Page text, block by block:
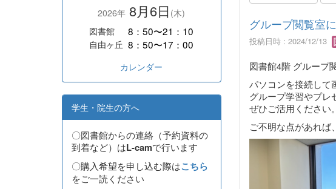
グループ閲覧室
投稿日時 : 2024/12/13
図書館4階 グループ
パソコンを接続して
グループ学習やプレ
ぜひご活用ください。
ご不明な点があれば
2026年 8月6日 (木)
図書館
8：50〜21：10
自由ヶ丘 8：50〜17：00
カレンダー
学生・院生の方へ
〇図書館からの連絡（予約資料の
到着など）はL-camで行います
〇購入希望を申し込む際はこちら
をご一読ください